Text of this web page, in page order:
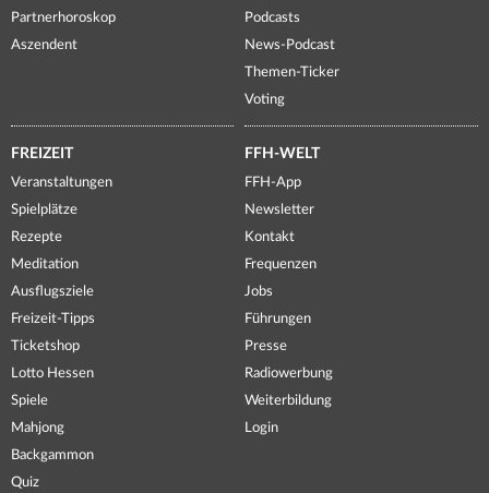
Partnerhoroskop
Aszendent
Podcasts
News-Podcast
Themen-Ticker
Voting
FREIZEIT
Veranstaltungen
Spielplätze
Rezepte
Meditation
Ausflugsziele
Freizeit-Tipps
Ticketshop
Lotto Hessen
Spiele
Mahjong
Backgammon
Quiz
FFH-WELT
FFH-App
Newsletter
Kontakt
Frequenzen
Jobs
Führungen
Presse
Radiowerbung
Weiterbildung
Login